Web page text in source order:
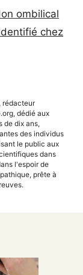
ombilical
chez
rédacteur
dédié aux
de dix ans,
des individus
le public aux
dans
l'espoir de
prête à